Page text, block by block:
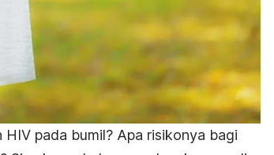
pada bumil? Apa risikonya bagi